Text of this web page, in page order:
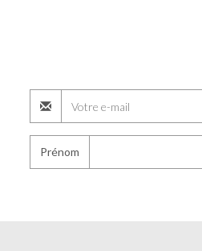
Prénom